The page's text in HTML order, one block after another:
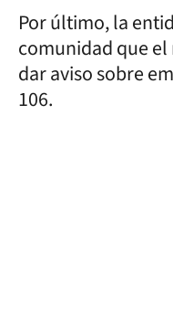
Por último, la
comunidad que
dar aviso sobre
106.